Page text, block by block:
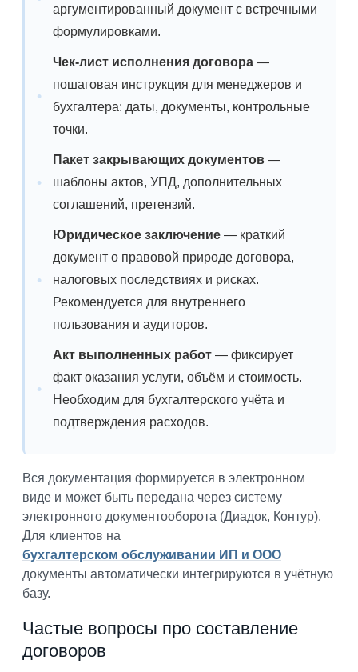
аргументированный документ с встречными
формулировками.
Чек-лист исполнения договора —
пошаговая инструкция для менеджеров и
бухгалтера: даты, документы, контрольные
точки.
Пакет закрывающих документов —
шаблоны актов, УПД, дополнительных
соглашений, претензий.
Юридическое заключение — краткий
документ о правовой природе договора,
налоговых последствиях и рисках.
Рекомендуется для внутреннего
пользования и аудиторов.
Акт выполненных работ — фиксирует
факт оказания услуги, объём и стоимость.
Необходим для бухгалтерского учёта и
подтверждения расходов.
Вся документация формируется в электронном
виде и может быть передана через систему
электронного документооборота (Диадок, Контур).
Для клиентов на
бухгалтерском обслуживании ИП и ООО
документы автоматически интегрируются в учётную
базу.
Частые вопросы про составление
договоров